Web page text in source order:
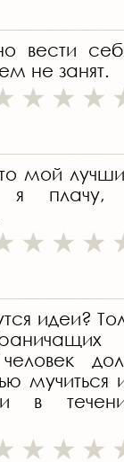
вести
не занят.
мой
я плачу,
идеи?
мучиться
в